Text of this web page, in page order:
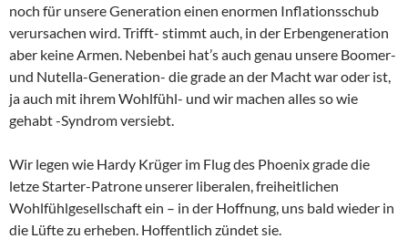
noch für unsere Generation einen enormen Inflationsschub
verursachen wird. Trifft- stimmt auch, in der Erbengeneration
aber keine Armen. Nebenbei hat’s auch genau unsere Boomer-
und Nutella-Generation- die grade an der Macht war oder ist,
ja auch mit ihrem Wohlfühl- und wir machen alles so wie
gehabt -Syndrom versiebt.
Wir legen wie Hardy Krüger im Flug des Phoenix grade die
letze Starter-Patrone unserer liberalen, freiheitlichen
Wohlfühlgesellschaft ein – in der Hoffnung, uns bald wieder in
die Lüfte zu erheben. Hoffentlich zündet sie.